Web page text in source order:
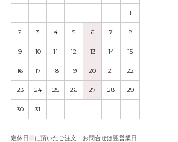
1
2 3 4 5 6 7 8
9 10 11 12 13 14 15
16 17 18 19 20 21 22
23 24 25 26 27 28 29
30 31
定休日
に頂いたご注文・お問合せは翌営業日